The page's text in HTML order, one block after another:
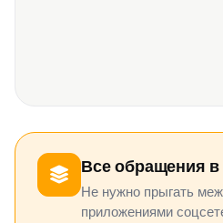
Все обращения
Не нужно прыгать
приложениями